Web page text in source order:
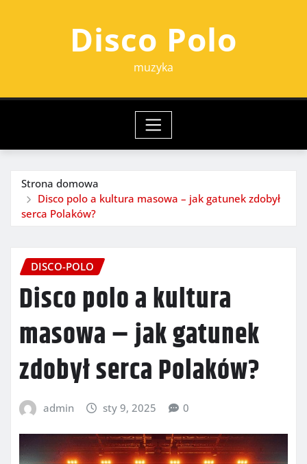
Disco Polo
muzyka
Strona domowa
Disco polo a kultura masowa – jak gatunek zdobył
serca Polaków?
DISCO-POLO
Disco polo a kultura
masowa – jak gatunek
zdobył serca Polaków?
admin sty 9, 2025 0